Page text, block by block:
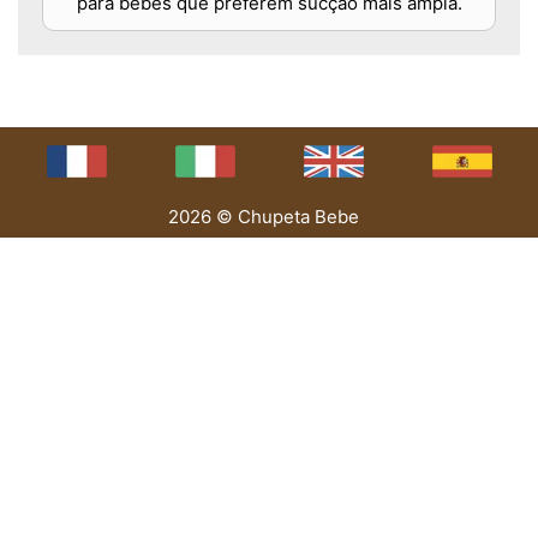
2026 © Chupeta Bebe